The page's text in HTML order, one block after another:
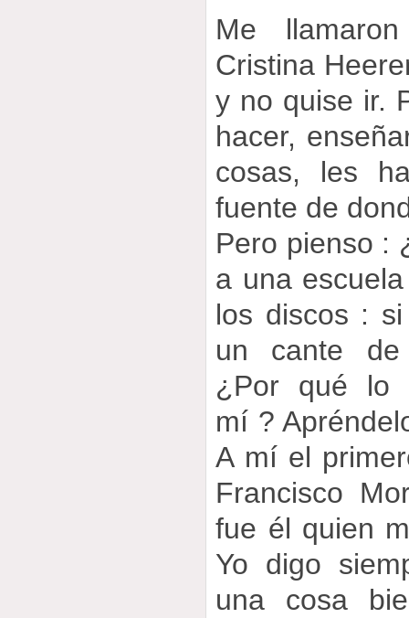
Me
Cristina
y no quise ir.
hacer,
cosas, les
fuente de
Pero pienso :
a una
los discos :
un cante de
¿Por qué lo
mí ?
A mí el
Francisco
fue él quien
Yo digo
una cosa